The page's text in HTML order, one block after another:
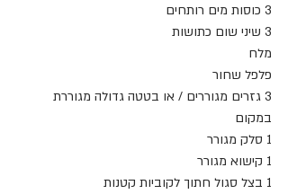
3 כוסות מים רותחים
3 שיני שום כתושות
מלח
פלפל שחור
3 גזרים מגוררים / או בטטה גדולה מגוררת
במקום
1 סלק מגורר
1 קישוא מגורר
1 בצל סגול חתוך לקוביות קטנות